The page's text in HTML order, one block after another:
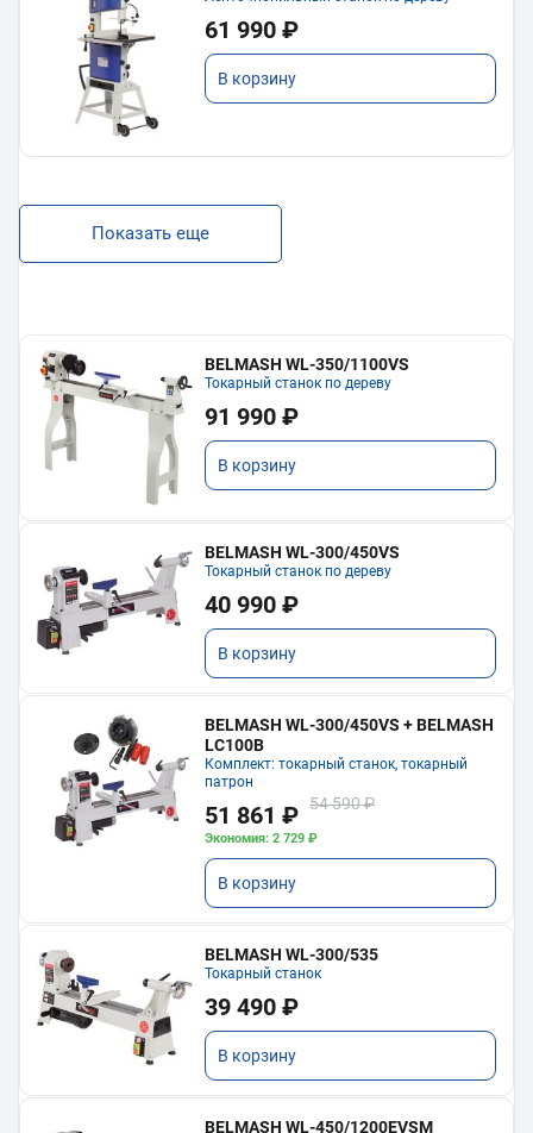
61 990 ₽
В корзину
Показать еще
BELMASH WL-350/1100VS
Токарный станок по дереву
91 990 ₽
В корзину
BELMASH WL-300/450VS
Токарный станок по дереву
40 990 ₽
В корзину
BELMASH WL-300/450VS + BELMASH
LC100B
Комплект: токарный станок, токарный
патрон
51 861 ₽ 54 590 ₽
Экономия: 2 729 ₽
В корзину
BELMASH WL-300/535
Токарный станок
39 490 ₽
В корзину
BELMASH WL-450/1200EVSM